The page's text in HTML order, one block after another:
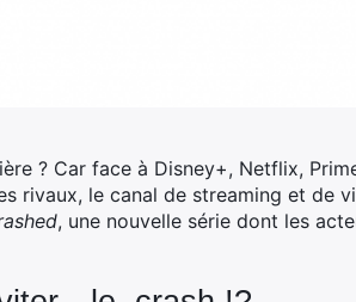
? Car face à Disney+, Netflix,
rivaux, le canal de streaming et de
, une nouvelle série dont les